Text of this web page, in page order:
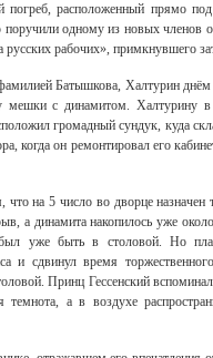
погреб, расположенный прямо
одному из новых членов
русских рабочих», примкнувшего
Батышкова, Халтурин
мешки с динамитом. Халтурину
громадный сундук, куда
когда он ремонтировал его
на 5 число во дворце назначен
а динамита накопилось уже
был уже быть в столовой. Но
и сдвинул время
Принц Гессенский
темнота, а в воздухе